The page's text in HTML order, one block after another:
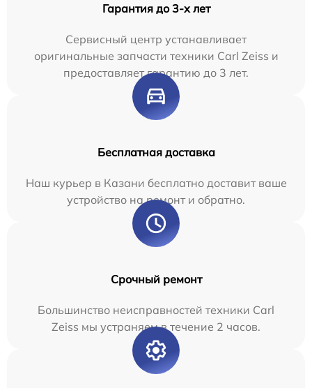
Гарантия до 3-х лет
Сервисный центр устанавливает
оригинальные запчасти техники Carl Zeiss и
предоставляет гарантию до 3 лет.
Бесплатная доставка
Наш курьер в Казани бесплатно доставит ваше
устройство на ремонт и обратно.
Срочный ремонт
Большинство неисправностей техники Carl
Zeiss мы устраняем в течение 2 часов.